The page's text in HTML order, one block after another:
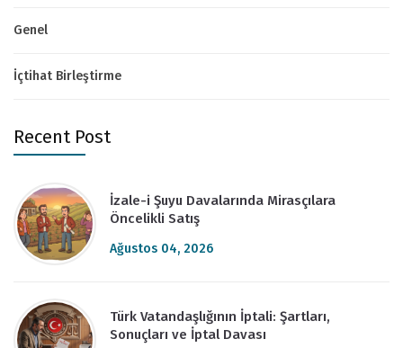
Genel
İçtihat Birleştirme
Recent Post
İzale-i Şuyu Davalarında Mirasçılara
Öncelikli Satış
Ağustos 04, 2026
Türk Vatandaşlığının İptali: Şartları,
Sonuçları ve İptal Davası